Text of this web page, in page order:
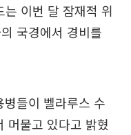
이번 달 잠재적 위
국경에서 경비를
들이 벨라루스 수
머물고 있다고 밝혔